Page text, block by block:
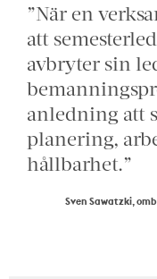
”När en
att
avbryter sin
anledning att
planering,
hållbarhet.”
Sven Sawatzki,